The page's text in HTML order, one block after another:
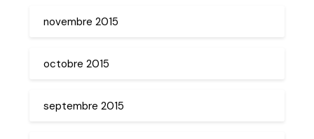
novembre 2015
octobre 2015
septembre 2015